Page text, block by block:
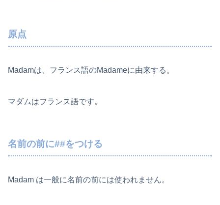
原点
Madamは、フランス語のMadameに由来する。
マダムはフランス語です。
名前の前に##をつける
Madam は一般に名前の前には使われません。